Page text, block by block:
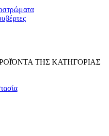
ΤΗΣ ΚΑΤΗΓΟΡΙΑΣ